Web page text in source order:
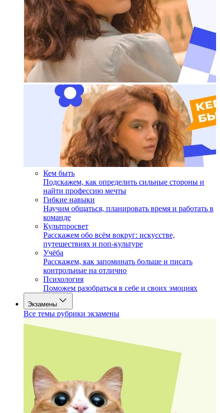
Кем быть
Подскажем, как определить сильные стороны и
найти профессию мечты
Гибкие навыки
Научим общаться, планировать время и работать в
команде
Культпросвет
Расскажем обо всём вокруг: искусстве,
путешествиях и поп-культуре
Учёба
Расскажем, как запоминать больше и писать
контрольные на отлично
Психология
Поможем разобраться в себе и своих эмоциях
Экзамены
Все темы рубрики экзамены